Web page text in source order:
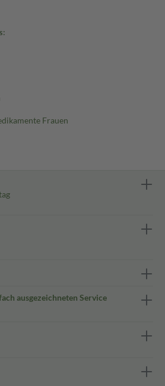
Frauen
ausgezeichneten Service